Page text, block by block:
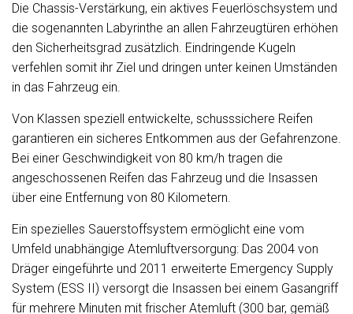
TV
Tagfahrlicht
Tempomat
Totwinkelassistent
Traktionskontrolle
Zentralverriegelung (mit Fernbedienung)
beheizte Frontscheibe
elek.
Die Chassis-Verstärkung, ein aktives Feuerlöschsystem und
die sogenannten Labyrinthe an allen Fahrzeugtüren erhöhen
den Sicherheitsgrad zusätzlich. Eindringende Kugeln
verfehlen somit ihr Ziel und dringen unter keinen Umständen
in das Fahrzeug ein.
Von Klassen speziell entwickelte, schusssichere Reifen
garantieren ein sicheres Entkommen aus der Gefahrenzone.
Bei einer Geschwindigkeit von 80 km/h tragen die
angeschossenen Reifen das Fahrzeug und die Insassen
über eine Entfernung von 80 Kilometern.
Ein spezielles Sauerstoffsystem ermöglicht eine vom
Umfeld unabhängige Atemluftversorgung: Das 2004 von
Dräger eingeführte und 2011 erweiterte Emergency Supply
System (ESS II) versorgt die Insassen bei einem Gasangriff
für mehrere Minuten mit frischer Atemluft (300 bar, gemäß